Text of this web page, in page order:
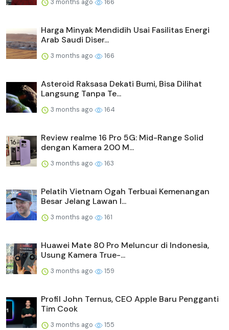
3 months ago 166
Harga Minyak Mendidih Usai Fasilitas Energi
Arab Saudi Diser...
3 months ago 166
Asteroid Raksasa Dekati Bumi, Bisa Dilihat
Langsung Tanpa Te...
3 months ago 164
Review realme 16 Pro 5G: Mid-Range Solid
dengan Kamera 200 M...
3 months ago 163
Pelatih Vietnam Ogah Terbuai Kemenangan
Besar Jelang Lawan I...
3 months ago 161
Huawei Mate 80 Pro Meluncur di Indonesia,
Usung Kamera True-...
3 months ago 159
Profil John Ternus, CEO Apple Baru Pengganti
Tim Cook
3 months ago 155